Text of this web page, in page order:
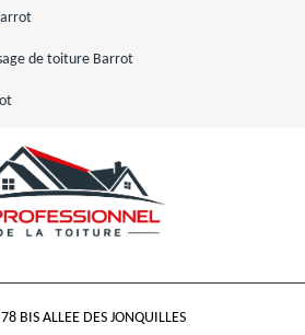
de toiture Barrot
78 BIS ALLEE DES JONQUILLES